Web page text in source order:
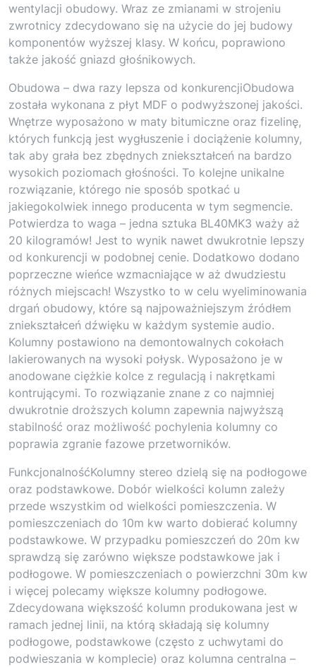
wentylacji obudowy. Wraz ze zmianami w strojeniu
zwrotnicy zdecydowano się na użycie do jej budowy
komponentów wyższej klasy. W końcu, poprawiono
także jakość gniazd głośnikowych.
Obudowa – dwa razy lepsza od konkurencjiObudowa
została wykonana z płyt MDF o podwyższonej jakości.
Wnętrze wyposażono w maty bitumiczne oraz fizelinę,
których funkcją jest wygłuszenie i dociążenie kolumny,
tak aby grała bez zbędnych zniekształceń na bardzo
wysokich poziomach głośności. To kolejne unikalne
rozwiązanie, którego nie sposób spotkać u
jakiegokolwiek innego producenta w tym segmencie.
Potwierdza to waga – jedna sztuka BL40MK3 waży aż
20 kilogramów! Jest to wynik nawet dwukrotnie lepszy
od konkurencji w podobnej cenie. Dodatkowo dodano
poprzeczne wieńce wzmacniające w aż dwudziestu
różnych miejscach! Wszystko to w celu wyeliminowania
drgań obudowy, które są najpoważniejszym źródłem
zniekształceń dźwięku w każdym systemie audio.
Kolumny postawiono na demontowalnych cokołach
lakierowanych na wysoki połysk. Wyposażono je w
anodowane ciężkie kolce z regulacją i nakrętkami
kontrującymi. To rozwiązanie znane z co najmniej
dwukrotnie droższych kolumn zapewnia najwyższą
stabilność oraz możliwość pochylenia kolumny co
poprawia zgranie fazowe przetworników.
FunkcjonalnośćKolumny stereo dzielą się na podłogowe
oraz podstawkowe. Dobór wielkości kolumn zależy
przede wszystkim od wielkości pomieszczenia. W
pomieszczeniach do 10m kw warto dobierać kolumny
podstawkowe. W przypadku pomieszczeń do 20m kw
sprawdzą się zarówno większe podstawkowe jak i
podłogowe. W pomieszczeniach o powierzchni 30m kw
i więcej polecamy większe kolumny podłogowe.
Zdecydowana większość kolumn produkowana jest w
ramach jednej linii, na którą składają się kolumny
podłogowe, podstawkowe (często z uchwytami do
podwieszania w komplecie) oraz kolumna centralna –